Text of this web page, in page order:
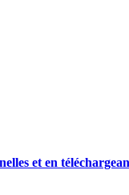
etc.
et en